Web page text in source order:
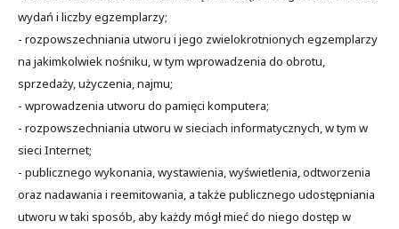
wydań i liczby egzemplarzy;
- rozpowszechniania utworu i jego zwielokrotnionych egzemplarzy
na jakimkolwiek nośniku, w tym wprowadzenia do obrotu,
sprzedaży, użyczenia, najmu;
- wprowadzenia utworu do pamięci komputera;
- rozpowszechniania utworu w sieciach informatycznych, w tym w
sieci Internet;
- publicznego wykonania, wystawienia, wyświetlenia, odtworzenia
oraz nadawania i reemitowania, a także publicznego udostępniania
utworu w taki sposób, aby każdy mógł mieć do niego dostęp w